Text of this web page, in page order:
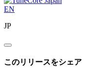
EN
JP
このリリースをシェア